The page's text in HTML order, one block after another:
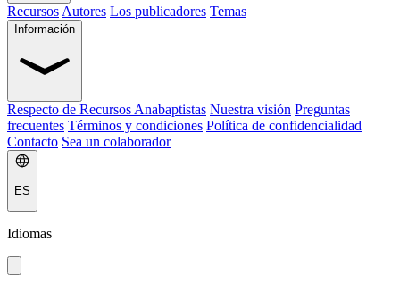
Recursos Autores Los publicadores Temas
Información
Respecto de Recursos Anabaptistas Nuestra visión Preguntas
frecuentes Términos y condiciones Política de confidencialidad
Contacto Sea un colaborador
ES
Idiomas